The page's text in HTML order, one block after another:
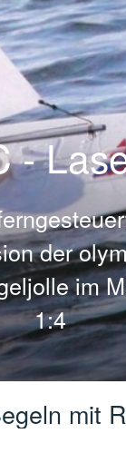
-
der
im
1:4
mit